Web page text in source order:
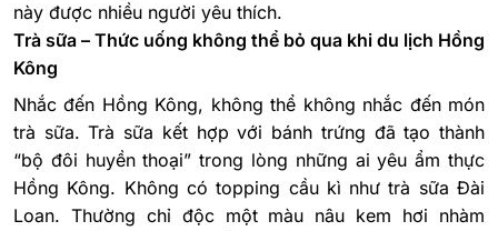
này được nhiều người yêu thích.
Trà sữa – Thức uống không thể bỏ qua khi du lịch Hồng
Kông
Nhắc đến Hồng Kông, không thể không nhắc đến món
trà sữa. Trà sữa kết hợp với bánh trứng đã tạo thành
“bộ đôi huyền thoại” trong lòng những ai yêu ẩm thực
Hồng Kông. Không có topping cầu kì như trà sữa Đài
Loan. Thường chỉ độc một màu nâu kem hơi nhàm